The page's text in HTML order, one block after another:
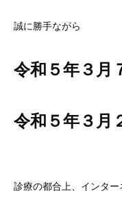
誠に勝手ながら
令和５年３月
令和５年３月
診療の都合上、インタ